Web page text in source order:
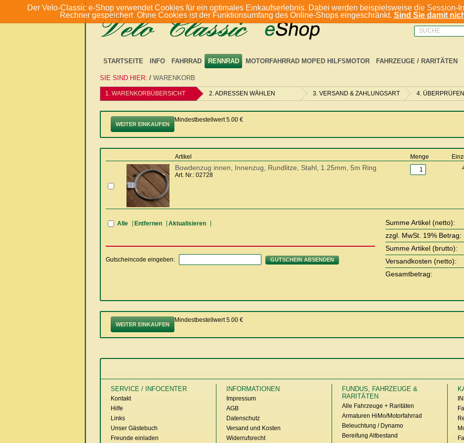
Der Velo-Classic e-Shop verwendet Cookies für ein optimales Einkaufserlebnis. Dabei werden beispielsweise die Session-
Rechner gespeichert. Ohne Cookies ist der Funktionsumfang des Online-Shops eingeschränkt. Sind Sie damit
ANMELDEN
STARTSEITE INFO FAHRRAD RENNRAD MOTORFAHRRAD MOPED HILFSMOTOR FAHRZEUGE / RARITÄTEN
SUCHE
SIE SIND HIER: / WARENKORB
1. WARENKORBÜBERSICHT 2. ADRESSEN WÄHLEN 3. VERSAND & ZAHLUNGSART 4.
WEITER EINKAUFEN
Mindestbestellwert 5.00 €
Artikel Menge
Bowdenzug innen, Innenzug, Rundlitze, Stahl, 1.25mm, 5m Ring
Art. Nr.: 02728
Alle Entfernen Aktualisieren Summe Artikel (netto):
zzgl. MwSt. 19% Betrag:
Summe Artikel (brutto):
Versandkosten (netto):
Gesamtbetrag:
Gutscheincode eingeben: GUTSCHEIN ABSENDEN
WEITER EINKAUFEN
Mindestbestellwert 5.00 €
SERVICE / INFOCENTER
Kontakt
Hilfe
Links
Unser Gästebuch
Freunde einladen
INFORMATIONEN
Impressum
AGB
Datenschutz
Versand und Kosten
Widerrufsrecht
FUNDUS, FAHRZEUGE &
RARITÄTEN
Alle Fahrzeuge + Raritäten
Armaturen HiMo/Motorfahrrad
Beleuchtung / Dynamo
Bereifung Altbestand